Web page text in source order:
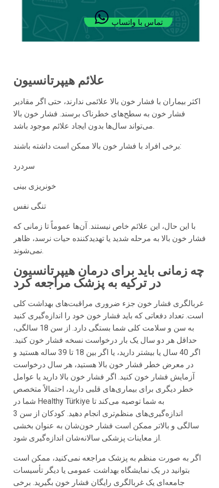
تماس با واتساپ
علائم هیپرتانسیون
اکثر بیماران با فشار خون بالا علائمی ندارند، حتی اگر مقادیر
فشار خون به سطح‌های خطرناک برسند. فشار خون بالا
می‌تواند سال‌ها بدون ایجاد علائم موجود باشد.
برخی افراد با فشار خون بالا ممکن است داشته باشند:
سردرد
خونریزی بینی
تنگی نفس
با این حال، این علائم خاص نیستند. آن‌ها عموماً تا زمانی که
فشار خون بالا به مرحله شدید یا تهدیدکننده حیات نرسد، ظاهر
نمی‌شوند.
چه زمانی باید برای درمان هیپرتانسیون
در ترکیه به پزشک مراجعه کرد
غربالگری فشار خون جزء ضروری مراقبت‌های بهداشت کلی
است. تعداد دفعاتی که باید فشار خون خود را اندازه‌گیری کنید
به سن و سلامت کلی شما بستگی دارد. از سن 18 سالگی،
حداقل هر دو سال یک بار درخواست نسخه فشار خون کنید.
اگر 40 سال یا بیشتر دارید، یا اگر بین 18 تا 39 ساله هستید و
در معرض خطر فشار خون بالا هستید، هر سال درخواست
آزمایش فشار خون کنید. اگر فشار خون بالا دارید یا عوامل
خطر دیگری برای بیماری‌های قلبی دارید، احتمالاً متخصص
Healthy Türkiye
اندازه‌گیری‌های منظم‌تری انجام دهید. کودکان از سن 3
سالگی و بالاتر ممکن است فشار خون‌شان به عنوان بخشی
از معاینات پزشکی سالانه‌شان اندازه‌گیری شود.
اگر به صورت منظم به پزشک مراجعه نمی‌کنید، ممکن است
بتوانید در یک نمایشگاه بهداشت عمومی یا دیگر تأسیسات
جامعه‌ای یک غربالگری رایگان فشار خون بگیرید. برخی